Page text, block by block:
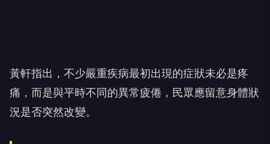
黃軒指出，不少嚴重疾病最初出現的症狀未必是疼
痛，而是與平時不同的異常疲倦，民眾應留意身體狀
況是否突然改變。